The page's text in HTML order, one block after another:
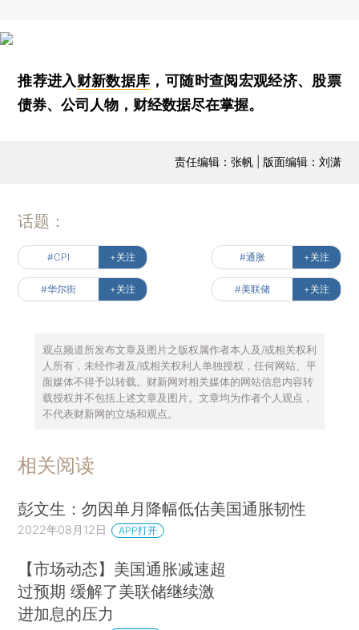
推荐进入财新数据库 ，可随时查阅宏观经济、股票
债券、公司人物，财经数据尽在掌握。
责任编辑：张帆 | 版面编辑：刘潇
话题：
#CPI +关注 #通胀 +关注
#华尔街 +关注 #美联储 +关注
观点频道所发布文章及图片之版权属作者本人及/或相关权利
人所有，未经作者及/或相关权利人单独授权，任何网站、平
面媒体不得予以转载。财新网对相关媒体的网站信息内容转
载授权并不包括上述文章及图片。文章均为作者个人观点，
不代表财新网的立场和观点。
相关阅读
彭文生：勿因单月降幅低估美国通胀韧性
2022年08月12日 APP打开
【市场动态】美国通胀减速超
过预期 缓解了美联储继续激
进加息的压力